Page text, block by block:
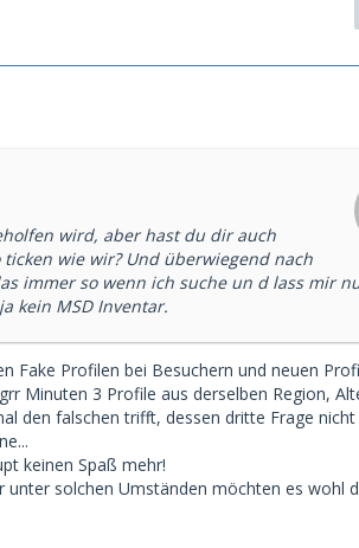
wird, aber hast du dir auch
wie wir? Und überwiegend nach
immer so wenn ich suche un d lass mir
kein MSD Inventar.
Fake Profilen bei Besuchern und neuen
Minuten 3 Profile aus derselben Region,
den falschen trifft, dessen dritte Frage
keinen Spaß mehr!
unter solchen Umständen möchten es wohl